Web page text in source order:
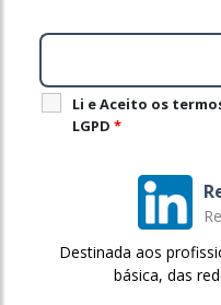
Li e Aceito os
LGPD *
Destinada aos
básica, das